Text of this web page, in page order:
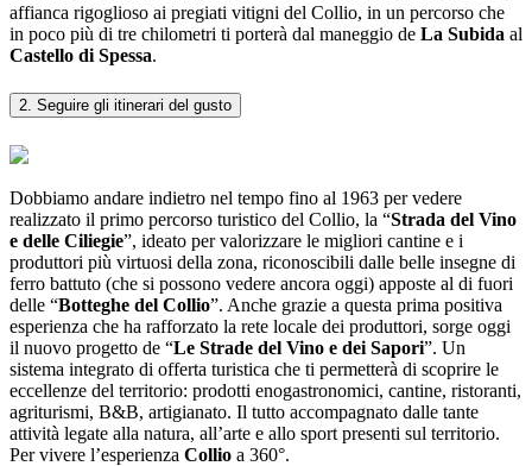
affianca rigoglioso ai pregiati vitigni del Collio, in un percorso che
in poco più di tre chilometri ti porterà dal maneggio de La Subida al
Castello di Spessa.
2. Seguire gli itinerari del gusto
Dobbiamo andare indietro nel tempo fino al 1963 per vedere
realizzato il primo percorso turistico del Collio, la “Strada del Vino
e delle Ciliegie”, ideato per valorizzare le migliori cantine e i
produttori più virtuosi della zona, riconoscibili dalle belle insegne di
ferro battuto (che si possono vedere ancora oggi) apposte al di fuori
delle “Botteghe del Collio”. Anche grazie a questa prima positiva
esperienza che ha rafforzato la rete locale dei produttori, sorge oggi
il nuovo progetto de “Le Strade del Vino e dei Sapori”. Un
sistema integrato di offerta turistica che ti permetterà di scoprire le
eccellenze del territorio: prodotti enogastronomici, cantine, ristoranti,
agriturismi, B&B, artigianato. Il tutto accompagnato dalle tante
attività legate alla natura, all’arte e allo sport presenti sul territorio.
Per vivere l’esperienza Collio a 360°.